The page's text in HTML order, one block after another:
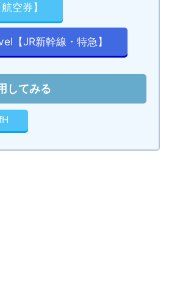
空券】
【JR新幹線・特急】
してみる